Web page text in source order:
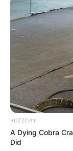
hogyvolt.co - 2026 |